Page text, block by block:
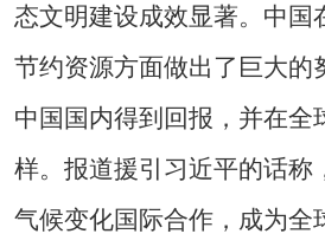
态文明建设成效显著。中国
节约资源方面做出了巨大的
中国国内得到回报，并在全
样。报道援引习近平的话称
气候变化国际合作，成为全